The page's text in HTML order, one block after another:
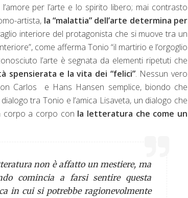
per l’arte e lo spirito libero; mai contrasto
artista, la “malattia” dell’arte determina per
interiore del protagonista che si muove tra un
come afferma Tonio “il martirio e l’orgoglio
l’arte è segnata da elementi ripetuti che
spensierata e la vita dei “felici”. Nessun vero
Carlos e Hans Hansen semplice, biondo che
tra Tonio e l’amica Lisaveta, un dialogo che
corpo a corpo con la letteratura che come un
non è affatto un mestiere, ma
comincia a farsi sentire questa
in cui si potrebbe ragionevolmente